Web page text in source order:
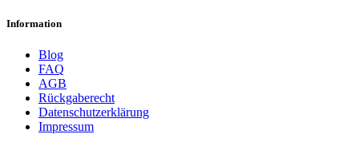
Information
Blog
FAQ
AGB
Rückgaberecht
Datenschutzerklärung
Impressum